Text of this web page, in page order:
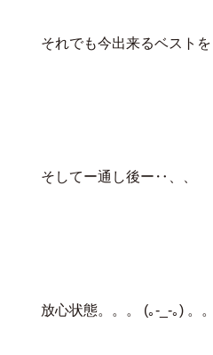
それでも今出来るベスト
そしてー通し後ー‥、、
放心状態。。。 (｡-_-｡) 。